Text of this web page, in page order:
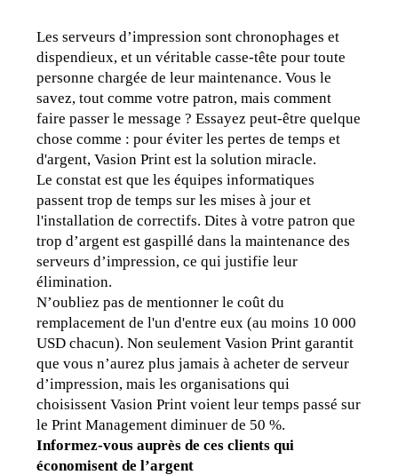
Les serveurs d’impression sont chronophages et
dispendieux, et un véritable casse-tête pour toute
personne chargée de leur maintenance. Vous le
savez, tout comme votre patron, mais comment
faire passer le message ? Essayez peut-être quelque
chose comme : pour éviter les pertes de temps et
d'argent, Vasion Print est la solution miracle.
Le constat est que les équipes informatiques
passent trop de temps sur les mises à jour et
l'installation de correctifs. Dites à votre patron que
trop d’argent est gaspillé dans la maintenance des
serveurs d’impression, ce qui justifie leur
élimination.
N’oubliez pas de mentionner le coût du
remplacement de l'un d'entre eux (au moins 10 000
USD chacun). Non seulement Vasion Print garantit
que vous n’aurez plus jamais à acheter de serveur
d’impression, mais les organisations qui
choisissent Vasion Print voient leur temps passé sur
le Print Management diminuer de 50 %.
Informez-vous auprès de ces clients qui
économisent de l’argent